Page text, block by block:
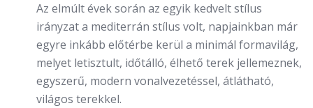
Az elmúlt évek során az egyik kedvelt stílus
irányzat a mediterrán stílus volt, napjainkban már
egyre inkább előtérbe kerül a minimál formavilág,
melyet letisztult, időtálló, élhető terek jellemeznek,
egyszerű, modern vonalvezetéssel, átlátható,
világos terekkel.